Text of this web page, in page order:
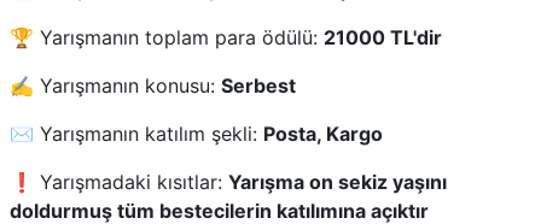
🏆 Yarışmanın toplam para ödülü: 21000 TL'dir
✍️ Yarışmanın konusu: Serbest
✉️ Yarışmanın katılım şekli: Posta, Kargo
❗ Yarışmadaki kısıtlar: Yarışma on sekiz yaşını
doldurmuş tüm bestecilerin katılımına açıktır